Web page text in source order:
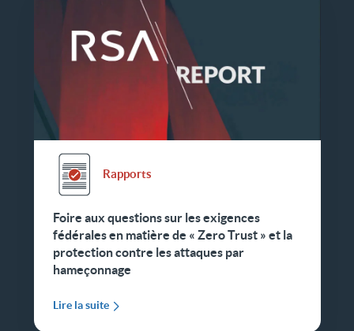
Rapports
Foire aux questions sur les exigences
fédérales en matière de « Zero Trust » et la
protection contre les attaques par
hameçonnage
Lire la suite